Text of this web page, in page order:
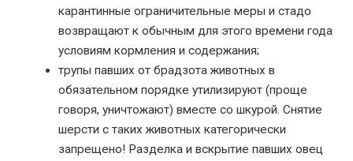
карантинные ограничительные меры и стадо
возвращают к обычным для этого времени года
условиям кормления и содержания;
трупы павших от брадзота животных в
обязательном порядке утилизируют (проще
говоря, уничтожают) вместе со шкурой. Снятие
шерсти с таких животных категорически
запрещено! Разделка и вскрытие павших овец